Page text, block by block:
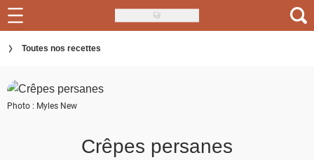
Skip
to
main
Recettes
Inspirations
Conseils
Menu de la semaine
Toutes nos recettes
Photo : Myles New
Crêpes persanes